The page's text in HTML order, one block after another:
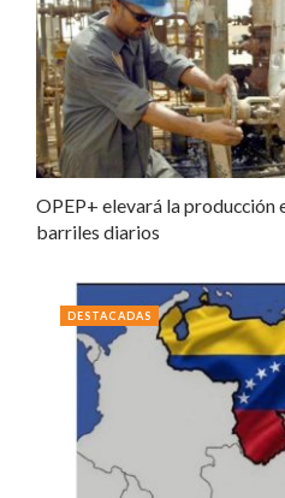
OPEP+ elevará la producción
barriles diarios
DESTACADAS